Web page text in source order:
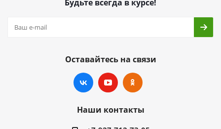
Будьте всегда в курсе!
Оставайтесь на связи
Наши контакты